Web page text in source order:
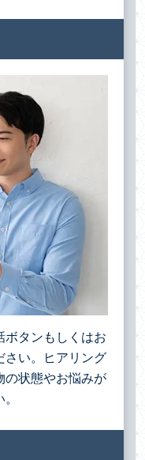
ボタンもしくはお
さい。ヒアリング
の状態やお悩みが